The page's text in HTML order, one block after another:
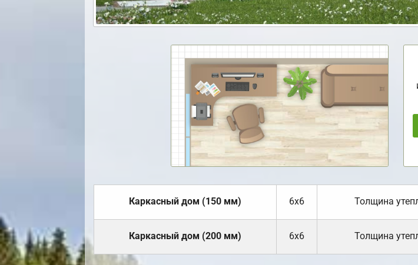
Каркасный дом (150 мм) 6х6 Толщина
Каркасный дом (200 мм) 6х6 Толщина